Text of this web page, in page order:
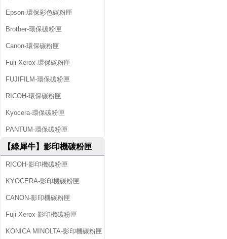
Epson-環保彩色碳粉匣
Brother-環保碳粉匣
Canon-環保碳粉匣
Fuji Xerox-環保碳粉匣
FUJIFILM-環保碳粉匣
RICOH-環保碳粉匣
Kyocera-環保碳粉匣
PANTUM-環保碳粉匣
【綠犀牛】影印機碳粉匣
RICOH-影印機碳粉匣
KYOCERA-影印機碳粉匣
CANON-影印機碳粉匣
Fuji Xerox-影印機碳粉匣
KONICA MINOLTA-影印機碳粉匣